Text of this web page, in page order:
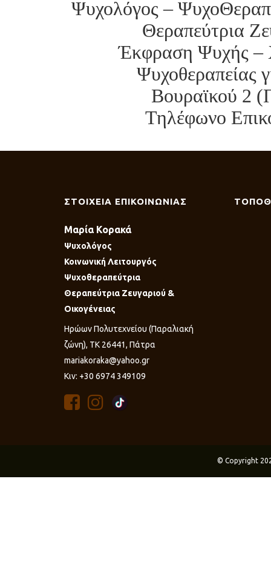
Ψυχολόγος –
Θεραπεύτρια
Έκφραση Ψυχής –
Ψυχοθεραπείας
Βουραϊκού 2
Τηλέφωνο
ΣΤΟΙΧΕΙΑ ΕΠΙΚΟΙΝΩΝΙΑΣ
Μαρία Κορακά
Ψυχολόγος
Κοινωνική Λειτουργός
Ψυχοθεραπεύτρια
Θεραπεύτρια Ζευγαριού &
Οικογένειας
Ηρώων Πολυτεχνείου (Παραλιακή
ζώνη), ΤΚ 26441, Πάτρα
mariakoraka@yahoo.gr
Κιν: +30 6974 349109
© Copyright